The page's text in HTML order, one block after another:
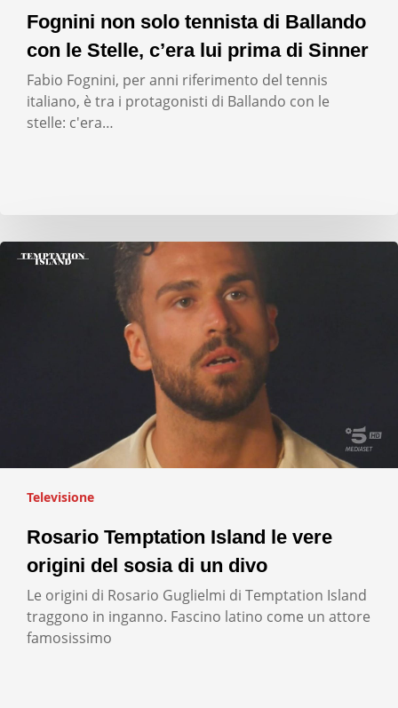
Fognini non solo tennista di Ballando
con le Stelle, c’era lui prima di Sinner
Fabio Fognini, per anni riferimento del tennis
italiano, è tra i protagonisti di Ballando con le
stelle: c'era…
Televisione
Rosario Temptation Island le vere
origini del sosia di un divo
Le origini di Rosario Guglielmi di Temptation Island
traggono in inganno. Fascino latino come un attore
famosissimo